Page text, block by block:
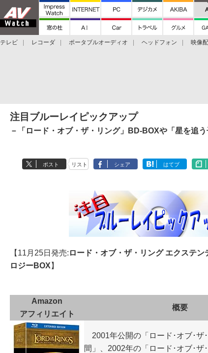
テレビ レコーダ ポータブルオーディオ ヘッドフォン 映像
注目ブルーレイピックアップ
－「ロード・オブ・ザ・リング」BD-BOXや「星を追
ポスト リスト シェア はてブ
【11月25日発売: ロード・オブ・ザ・リング エクステン
ロジーBOX 】
Amazon
アフィリエイト
概要
2001年公開の「ロード･オブ･ザ
間」、2002年の「ロード･オブ･ザ